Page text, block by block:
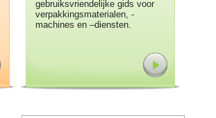
gebruiksvriendelijke gids voor
verpakkingsmaterialen, -
machines en –diensten.